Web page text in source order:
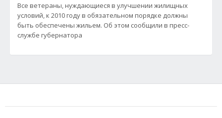
Все ветераны, нуждающиеся в улучшении жилищных
условий, к 2010 году в обязательном порядке должны
быть обеспечены жильем. Об этом сообщили в пресс-
службе губернатора